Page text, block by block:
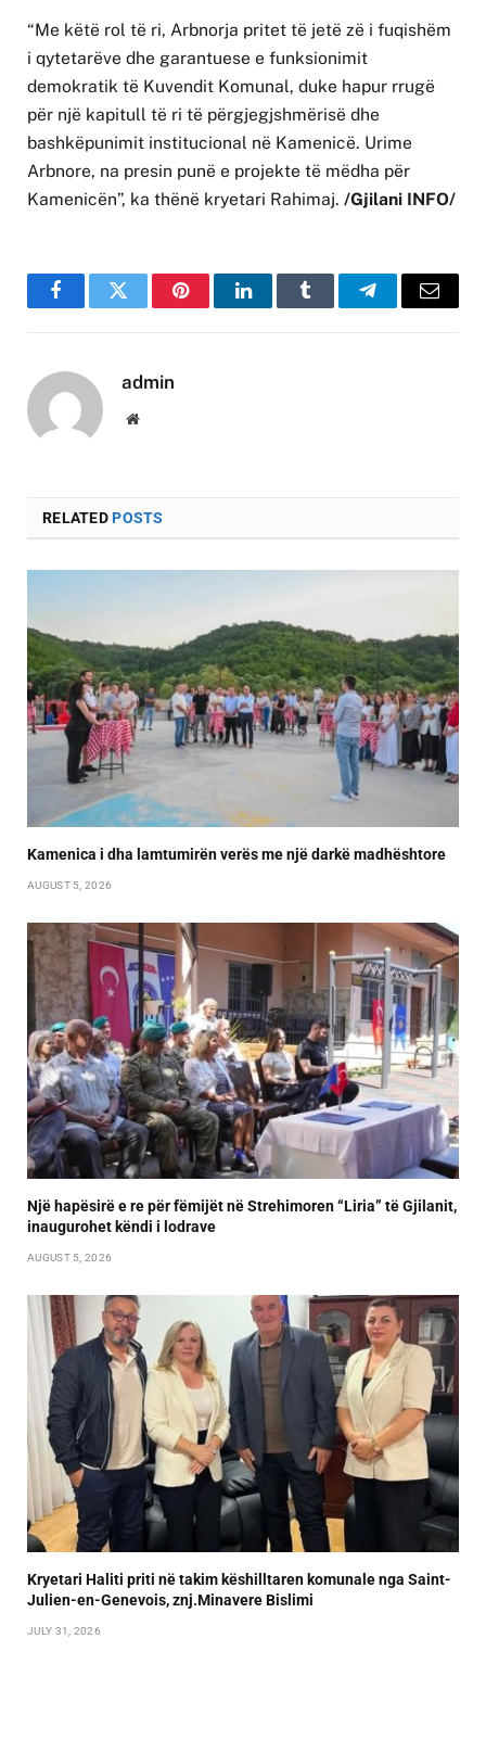
“Me këtë rol të ri, Arbnorja pritet të jetë zë i fuqishëm
i qytetarëve dhe garantuese e funksionimit
demokratik të Kuvendit Komunal, duke hapur rrugë
për një kapitull të ri të përgjegjshmërisë dhe
bashkëpunimit institucional në Kamenicë. Urime
Arbnore, na presin punë e projekte të mëdha për
Kamenicën”, ka thënë kryetari Rahimaj. /Gjilani INFO/
FacebookTwitter PinterestLinkedInTumblr TelegramEmail
admin
Website
RELATEDPOSTS
Kamenica i dha lamtumirën verës me një darkë madhështore
AUGUST 5, 2026
Një hapësirë e re për fëmijët në Strehimoren “Liria” të Gjilanit,
inaugurohet këndi i lodrave
AUGUST 5, 2026
Kryetari Haliti priti në takim këshilltaren komunale nga Saint-
Julien-en-Genevois, znj.Minavere Bislimi
JULY 31, 2026